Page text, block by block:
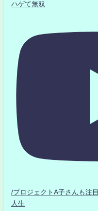
ハゲて無双
/プロジェクトA子さんも注
人生